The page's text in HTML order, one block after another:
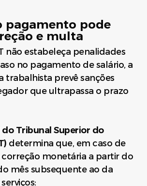
pagamento pode
e multa
não estabeleça penalidades
no pagamento de salário, a
trabalhista prevê sanções
que ultrapassa o prazo
do Tribunal Superior do
determina que, em caso de
correção monetária a partir do
mês subsequente ao da